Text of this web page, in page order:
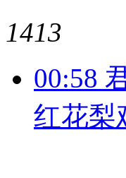
1413
00:58
红花梨